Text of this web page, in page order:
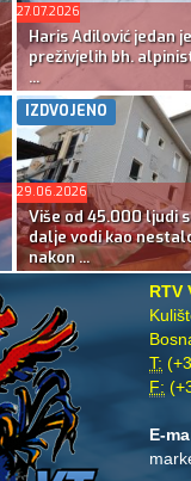
27.07.2026
Haris Adilović jedan
preživjelih bh.
...
IZDVOJENO
29.06.2026
Više od 45.000 ljudi
dalje vodi kao
nakon ...
RTV
T:
F:
E-